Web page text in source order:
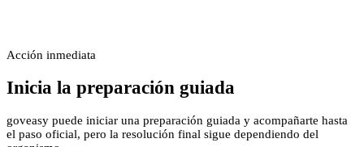
Acción inmediata
Inicia la preparación guiada
goveasy puede iniciar una preparación guiada y acompañarte hasta
el paso oficial, pero la resolución final sigue dependiendo del